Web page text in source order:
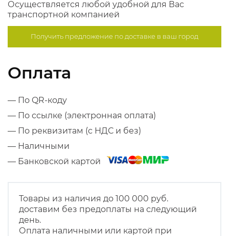
Осуществляется любой удобной для Вас
транспортной компанией
Получить предложение подоставке в ваш город
Оплата
— По QR-коду
— По ссылке (электронная оплата)
— По реквизитам (с НДС и без)
— Наличными
— Банковской картой
Товары из наличия до 100 000 руб.
доставим без предоплаты на следующий
день.
Оплата наличными или картой при